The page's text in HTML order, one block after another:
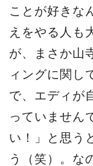
ことが好きな
えをやる人も
が、まさか山
ィングに関し
で、エディが
っていません
い！」と思う
う（笑）。な